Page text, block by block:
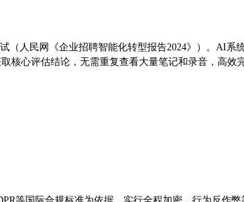
（人民网《企业招聘智能化转型报告2024》）。AI
核心评估结论，无需重复查看大量笔记和录音，高效